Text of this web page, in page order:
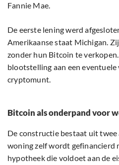
Fannie Mae.
De eerste lening werd
Amerikaanse staat Michigan.
zonder hun Bitcoin te
blootstelling aan een
cryptomunt.
Bitcoin als onderpand voor
De constructie bestaat uit
woning zelf wordt gefinancierd
hypotheek die voldoet aan de